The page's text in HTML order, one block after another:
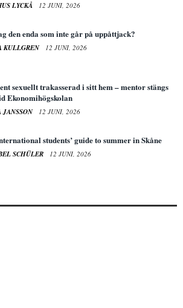
LYCKÅ 12 JUNI, 2026
den enda som inte går på uppåttjack?
KULLGREN 12 JUNI, 2026
sexuellt trakasserad i sitt hem – mentor stängs
Ekonomihögskolan
JANSSON 12 JUNI, 2026
students’ guide to summer in Skåne
SCHÜLER 12 JUNI, 2026